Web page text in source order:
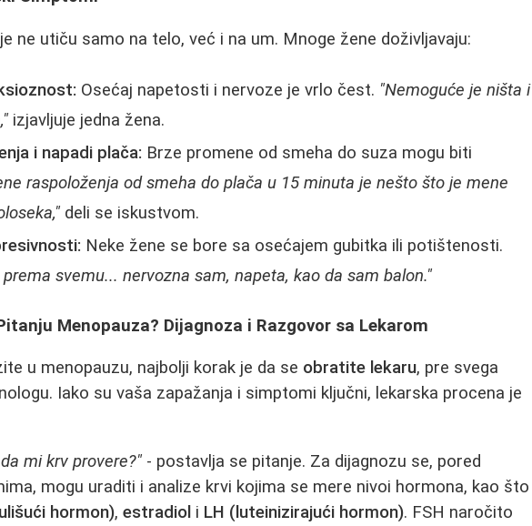
ne utiču samo na telo, već i na um. Mnoge žene doživljavaju:
Osećaj napetosti i nervoze je vrlo čest. "Nemoguće je ništa i
izjavljuje jedna žena.
i napadi plača: Brze promene od smeha do suza mogu biti
raspoloženja od smeha do plača u 15 minuta je nešto što je mene
deli se iskustvom.
Neke žene se bore sa osećajem gubitka ili potištenosti.
svemu... nervozna sam, napeta, kao da sam balon."
Menopauza? Dijagnoza i Razgovor sa Lekarom
u menopauzu, najbolji korak je da se obratite lekaru, pre svega
Iako su vaša zapažanja i simptomi ključni, lekarska procena je
mi krv provere?" - postavlja se pitanje. Za dijagnozu se, pored
mogu uraditi i analize krvi kojima se mere nivoi hormona, kao što
hormon),estradiol i LH (luteinizirajući hormon). FSH naročito